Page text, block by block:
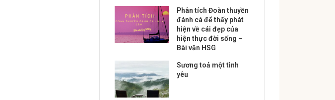
Phân tích Đoàn thuyền
đánh cá để thấy phát
hiện về cái đẹp của
hiện thực đời sống –
Bài văn HSG
Sương toả một tình
yêu